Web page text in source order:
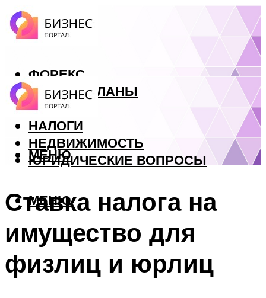
ФОРЕКС
БИЗНЕС ПЛАНЫ
КРЕДИТЫ
НАЛОГИ
НЕДВИЖИМОСТЬ
ЮРИДИЧЕСКИЕ ВОПРОСЫ
МЕНЮ
МЕНЮ
Ставка налога на
имущество для
физлиц и юрлиц